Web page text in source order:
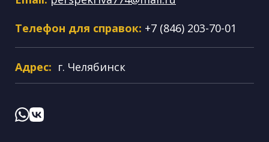
Телефон для справок: +7 (846) 203-70-01
Адрес: г. Челябинск